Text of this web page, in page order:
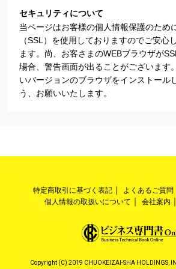
セキュリティについて
当ページはお客様の個人情報保護のため
（SSL）を使用しておりますのでご安心
ます。尚、お客さまのWEBブラウザが
場合、警告画面が出ることがございます
いバージョンのブラウザをインストール
う、お願いいたします。
特定商取引に基づく表記 よくあるご質問
個人情報の取扱いについて
会社案内
Copyright (C) 2019 CHUOKEIZAI-SHA HOLDINGS,